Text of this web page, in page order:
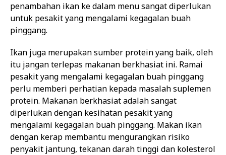
penambahan ikan ke dalam menu sangat diperlukan
untuk pesakit yang mengalami kegagalan buah
pinggang.
Ikan juga merupakan sumber protein yang baik, oleh
itu jangan terlepas makanan berkhasiat ini. Ramai
pesakit yang mengalami kegagalan buah pinggang
perlu memberi perhatian kepada masalah suplemen
protein. Makanan berkhasiat adalah sangat
diperlukan dengan kesihatan pesakit yang
mengalami kegagalan buah pinggang. Makan ikan
dengan kerap membantu mengurangkan risiko
penyakit jantung, tekanan darah tinggi dan kolesterol